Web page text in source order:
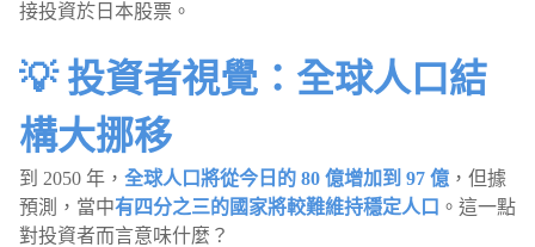
接投資於日本股票。
💡 投資者視覺：全球人口結
構大挪移
到 2050 年， 全球人口將從今日的 80 億增加到 97 億 ，但據
預測，當中有四分之三的國家將較難維持穩定人口 。這一點
對投資者而言意味什麼？